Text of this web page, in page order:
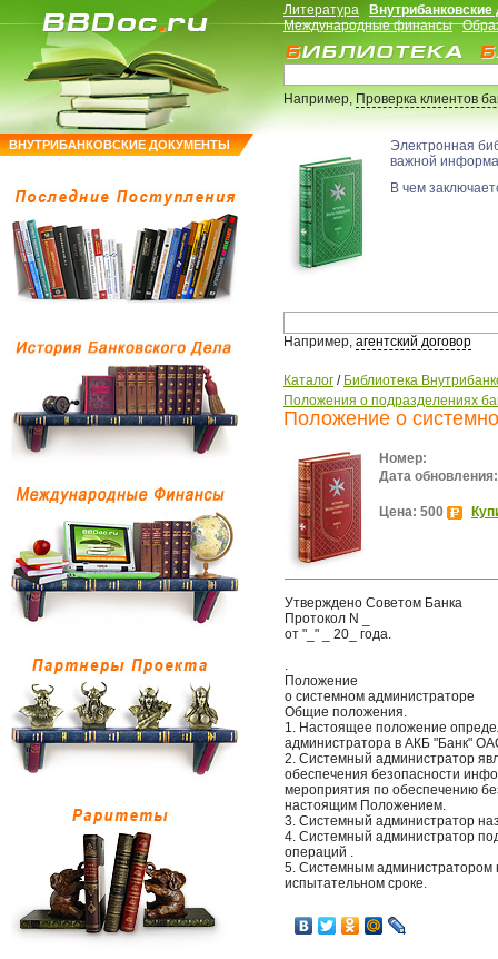
ВНУТРИБАНКОВСКИЕ ДОКУМЕНТЫ
Литература
Международные финансы
Например,Проверка клиентов
Электронная
важной
В чем
Например, агентский договор
Каталог / Библиотека
Положения о подразделениях
Положение о
Номер:
Дата обновления:
Цена: 500
Утверждено Советом Банка
Протокол N _
от "_" _ 20_ года.
.
Положение
о системном администраторе
Общие положения.
1. Настоящее положение
администратора в АКБ "Банк"
2. Системный администратор
обеспечения безопасности
мероприятия по обеспечению
настоящим Положением.
3. Системный администратор
4. Системный администратор
операций .
5. Системным администратором
испытательном сроке.